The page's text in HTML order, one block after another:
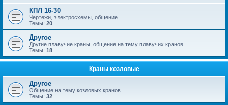
КПЛ 16-30
Чертежи, электросхемы, общение...
Темы: 20
Другое
Другие плавучие краны, общение на тему плавучих кранов
Темы: 18
Краны козловые
Другое
Общение на тему козловых кранов
Темы: 32